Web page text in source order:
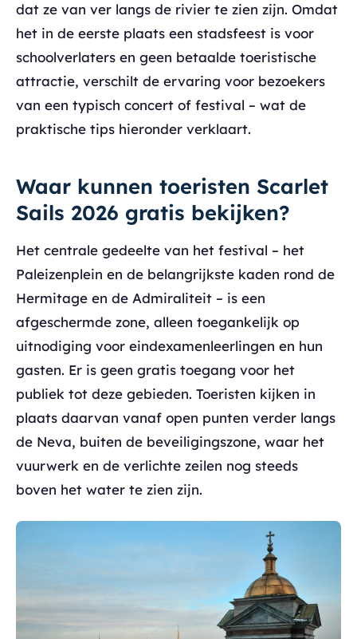
dat ze van ver langs de rivier te zien zijn. Omdat
het in de eerste plaats een stadsfeest is voor
schoolverlaters en geen betaalde toeristische
attractie, verschilt de ervaring voor bezoekers
van een typisch concert of festival – wat de
praktische tips hieronder verklaart.
Waar kunnen toeristen Scarlet
Sails 2026 gratis bekijken?
Het centrale gedeelte van het festival – het
Paleizenplein en de belangrijkste kaden rond de
Hermitage en de Admiraliteit – is een
afgeschermde zone, alleen toegankelijk op
uitnodiging voor eindexamenleerlingen en hun
gasten. Er is geen gratis toegang voor het
publiek tot deze gebieden. Toeristen kijken in
plaats daarvan vanaf open punten verder langs
de Neva, buiten de beveiligingszone, waar het
vuurwerk en de verlichte zeilen nog steeds
boven het water te zien zijn.